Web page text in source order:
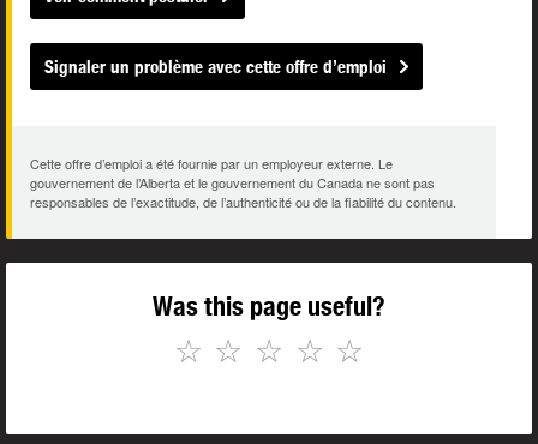
Signaler un problème avec cette offre d’emploi
Cette offre d’emploi a été fournie par un employeur externe. Le
gouvernement de l’Alberta et le gouvernement du Canada ne sont pas
responsables de l’exactitude, de l’authenticité ou de la fiabilité du contenu.
Was this page useful?
☆
☆
☆
☆
☆